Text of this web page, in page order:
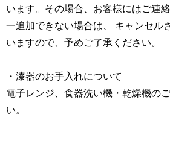
います。その場合、お客様にはご連
一追加できない場合は、 キャンセル
いますので、予めご了承ください。
・漆器のお手入れについて
電子レンジ、食器洗い機・乾燥機の
い。